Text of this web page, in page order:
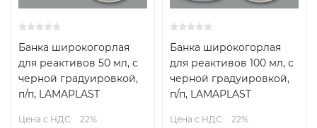
Банка широкогорлая
для реактивов 50 мл, с
черной градуировкой,
п/п, LAMAPLAST
Цена с НДС:
22%
Банка широкогорлая
для реактивов 100 мл, с
черной градуировкой,
п/п, LAMAPLAST
Цена с НДС:
22%